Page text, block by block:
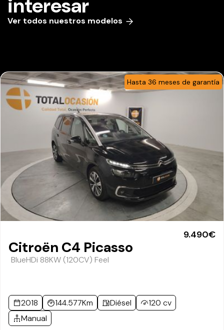
interesar
Ver todos nuestros modelos
Hasta 36 meses de garantía
Citroën C4 Picasso
BlueHDi 88KW (120CV) Feel
9.490€
2018 144.577Km Diésel
120 cv
Manual